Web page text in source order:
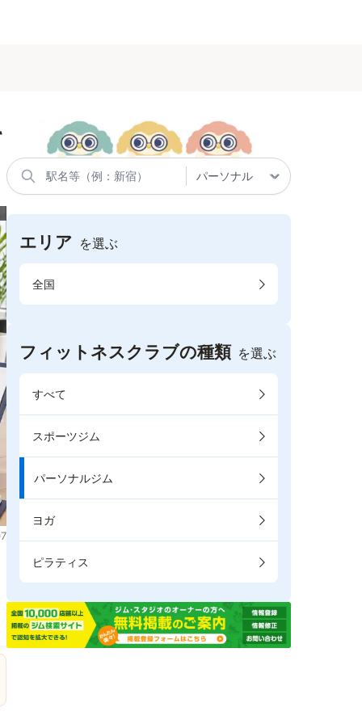
エリア を選ぶ
全国
フィットネスクラブの種類 を選ぶ
すべて
スポーツジム
パーソナルジム
ヨガ
ピラティス